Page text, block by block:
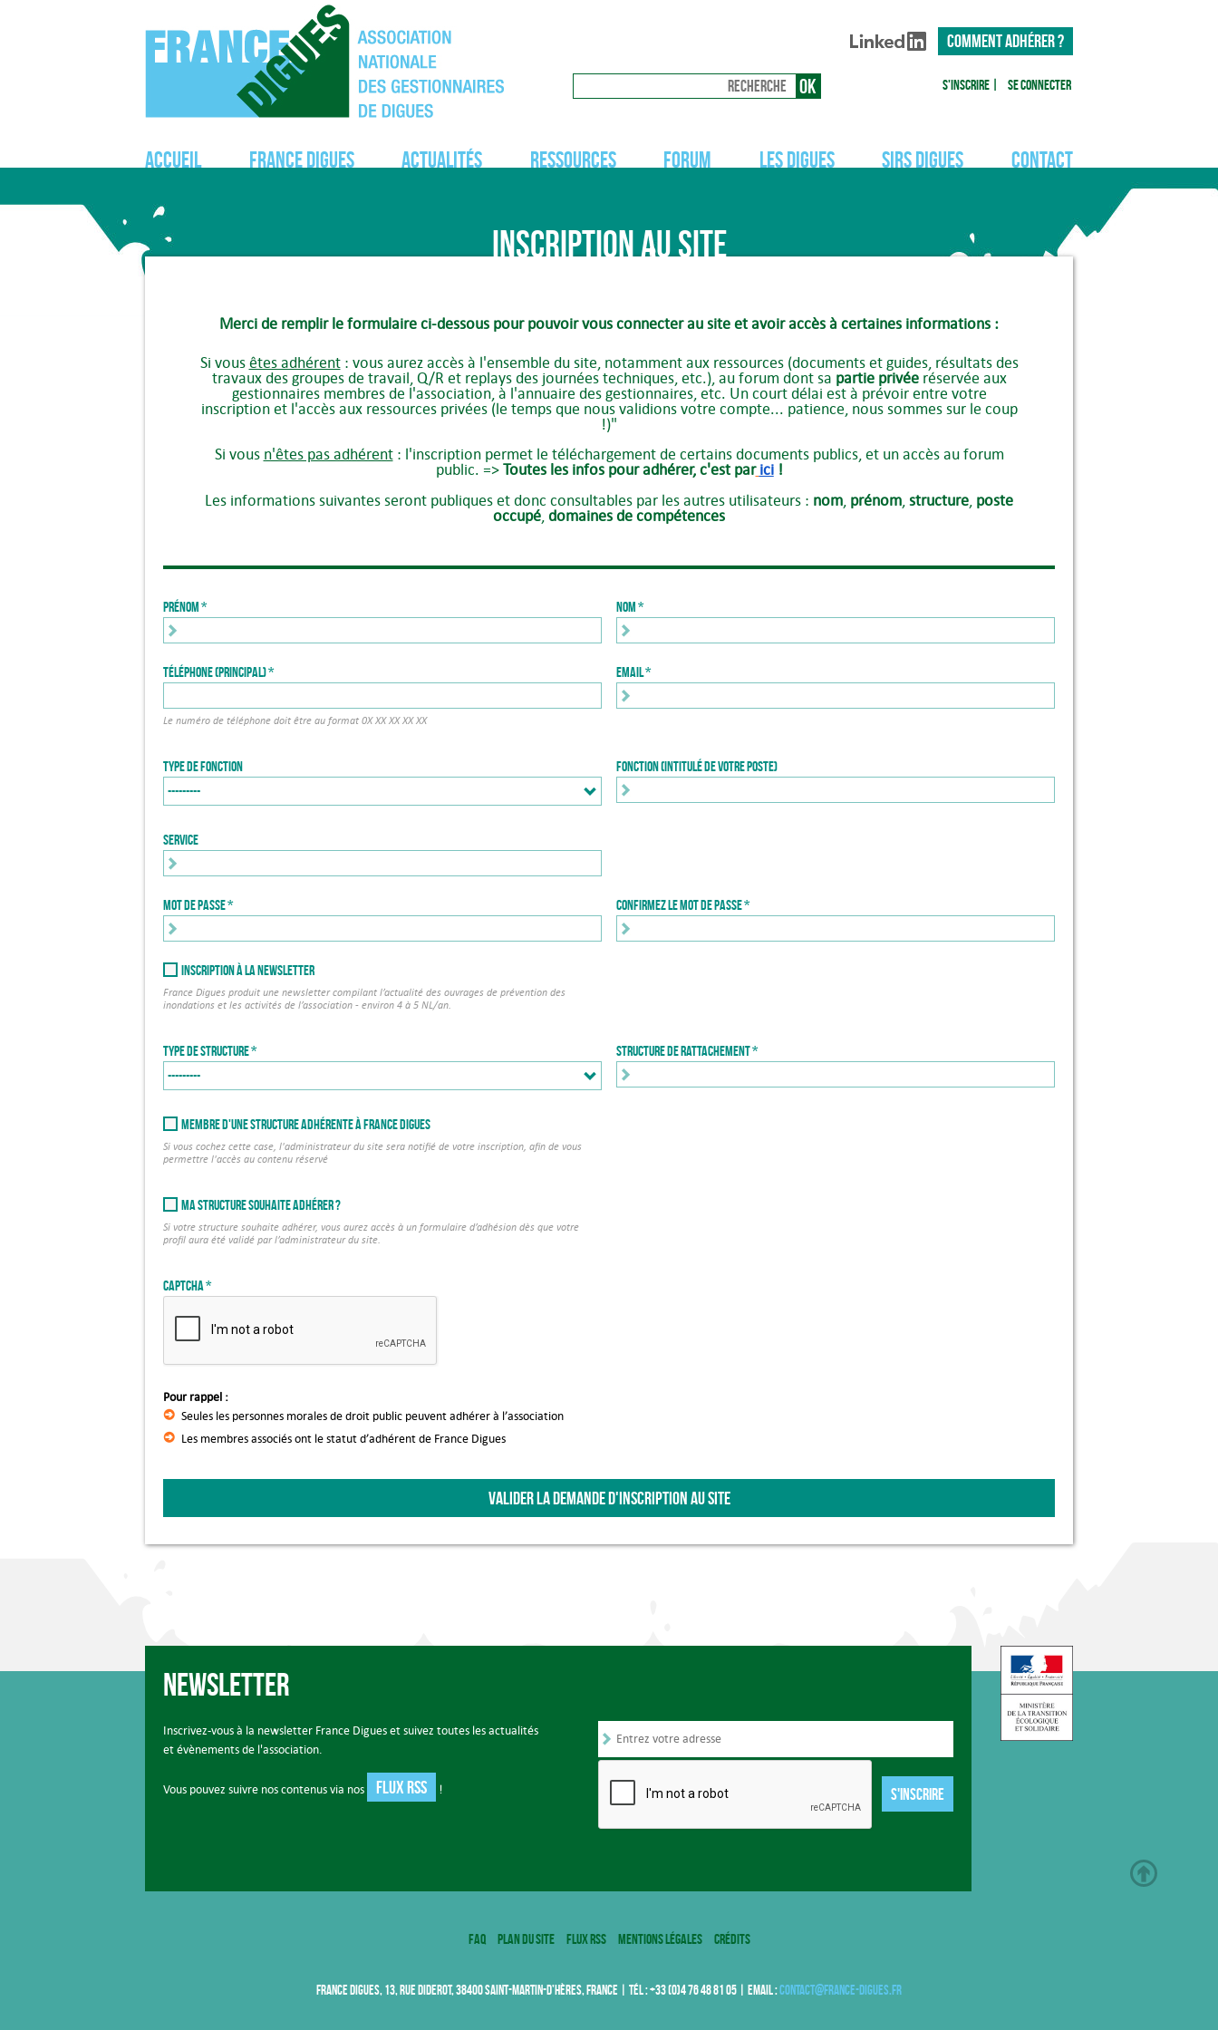
COMMENT ADHÉRER ?
S'inscrire Se connecter
Accueil France Digues Actualités Ressources Forum Les digues SIRS Digues Contact
Inscription au site
Merci de remplir le formulaire ci-dessous pour pouvoir vous connecter au site et avoir accès à certaines informations :
Si vousêtes adhérent: vous aurez accès à l'ensemble du site, notamment aux ressources (documents et guides, résultats des
travaux des groupes de travail, Q/R et replays des journées techniques, etc.), au forum dont sa partie privéeréservée aux
gestionnaires membres de l'association, à l'annuaire des gestionnaires, etc. Un court délai est à prévoir entre votre
inscription et l'accès aux ressources privées (le temps que nous validions votre compte... patience, nous sommes sur le coup
!)"
Si vous n'êtes pas adhérent: l'inscription permet le téléchargement de certains documents publics, et un accès au forum
public. =>Toutes les infos pour adhérer, c'est par ici !
Les informations suivantes seront publiques et donc consultables par les autres utilisateurs : nom, prénom,structure, poste
occupé,domaines de compétences
Prénom Nom
Téléphone (principal)
Le numéro de téléphone doit être au format 0X XX XX XX XX
Email
Type de fonction Fonction (intitulé de votre poste)
Service
Mot de passe Confirmez le mot de passe
Inscription à la newsletter
France Digues produit une newsletter compilant l’actualité des ouvrages de prévention des
inondations et les activités de l’association - environ 4 à 5 NL/an.
Type de structure Structure de rattachement *
Membre d'une structure adhérente à France Digues
Si vous cochez cette case, l'administrateur du site sera notifié de votre inscription, afin de vous
permettre l'accès au contenu réservé
Ma structure souhaite adhérer ?
Si votre structure souhaite adhérer, vous aurez accès à un formulaire d’adhésion dès que votre
profil aura été validé par l’administrateur du site.
Captcha
Pour rappel :
Seules les personnes morales de droit public peuvent adhérer à l’association
Les membres associés ont le statut d’adhérent de France Digues
VALIDER LA DEMANDE D'INSCRIPTION AU SITE
Newsletter
Inscrivez-vous à la newsletter France Digues et suivez toutes les actualités
et évènements de l'association.
S'INSCRIRE
Vous pouvez suivre nos contenus via nos FLUX RSS !
FAQ Plan du site Flux RSS Mentions légales Crédits
FRANCE DIGUES, 13, RUE DIDEROT, 38400 SAINT-MARTIN-D’HÈRES, FRANCE | TÉL : +33 (0)4 76 48 81 05 | EMAIL :contact@france-digues.fr